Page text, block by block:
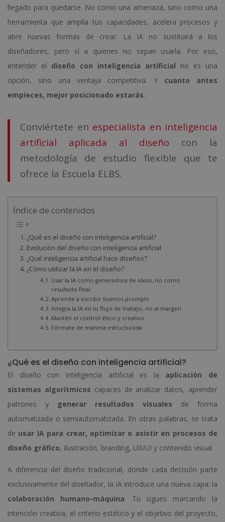
llegado para quedarse. No como una amenaza, sino como una
herramienta que amplía tus capacidades, acelera procesos y
abre nuevas formas de crear. La IA no sustituirá a los
diseñadores, pero sí a quienes no sepan usarla. Por eso,
entender el diseño con inteligencia artificial no es una
opción, sino una ventaja competitiva. Y cuanto antes
empieces, mejor posicionado estarás.
Conviértete en especialista en inteligencia
artificial aplicada al diseño con la
metodología de estudio flexible que te
ofrece la Escuela ELBS.
Índice de contenidos
¿Qué es el diseño con inteligencia artificial?
Evolución del diseño con inteligencia artificial
¿Qué inteligencia artificial hace diseños?
¿Cómo utilizar la IA en el diseño?
Usar la IA como generadora de ideas, no como
resultado final
Aprende a escribir buenos prompts
Integra la IA en tu flujo de trabajo, no al margen
Mantén el control ético y creativo
Fórmate de manera estructurada
¿Qué es el diseño con inteligencia artificial?
El diseño con inteligencia artificial es la aplicación de
sistemas algorítmicos capaces de analizar datos, aprender
patrones y
generar resultados visuales de forma
automatizada o semiautomatizada. En otras palabras, se trata
de usar IA para crear, optimizar o asistir en procesos de
diseño gráfico, ilustración, branding, UX/UI y contenido visual.
A diferencia del diseño tradicional, donde cada decisión parte
exclusivamente del diseñador, la IA introduce una nueva capa: la
colaboración humano-máquina. Tú sigues marcando la
intención creativa, el criterio estético y el objetivo del proyecto,